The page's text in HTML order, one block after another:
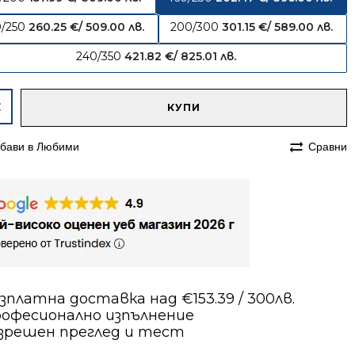
250 260.25 €/ 509.00 лв. 200/300 301.15 €/ 589.00 лв.
240/350 421.82 €/ 825.01 лв.
КУПИ
в Любими Сравни
доставка над €153.39 / 300лв.
изпълнение
преглед и тест